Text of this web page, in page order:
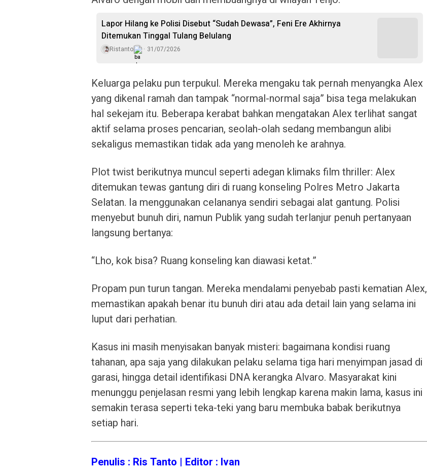
Lapor Hilang ke Polisi Disebut “Sudah Dewasa”, Feni Ere Akhirnya
Ditemukan Tinggal Tulang Belulang
Ristanto 31/07/2026
Keluarga pelaku pun terpukul. Mereka mengaku tak pernah menyangka Alex
yang dikenal ramah dan tampak “normal-normal saja” bisa tega melakukan
hal sekejam itu. Beberapa kerabat bahkan mengatakan Alex terlihat sangat
aktif selama proses pencarian, seolah-olah sedang membangun alibi
sekaligus memastikan tidak ada yang menoleh ke arahnya.
Plot twist berikutnya muncul seperti adegan klimaks film thriller: Alex
ditemukan tewas gantung diri di ruang konseling Polres Metro Jakarta
Selatan. Ia menggunakan celananya sendiri sebagai alat gantung. Polisi
menyebut bunuh diri, namun Publik yang sudah terlanjur penuh pertanyaan
langsung bertanya:
“Lho, kok bisa? Ruang konseling kan diawasi ketat.”
Propam pun turun tangan. Mereka mendalami penyebab pasti kematian Alex,
memastikan apakah benar itu bunuh diri atau ada detail lain yang selama ini
luput dari perhatian.
Kasus ini masih menyisakan banyak misteri: bagaimana kondisi ruang
tahanan, apa saja yang dilakukan pelaku selama tiga hari menyimpan jasad di
garasi, hingga detail identifikasi DNA kerangka Alvaro. Masyarakat kini
menunggu penjelasan resmi yang lebih lengkap karena makin lama, kasus ini
semakin terasa seperti teka-teki yang baru membuka babak berikutnya
setiap hari.
Penulis : Ris Tanto | Editor : Ivan